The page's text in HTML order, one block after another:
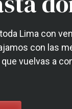
Lima con
con las
vuelvas a